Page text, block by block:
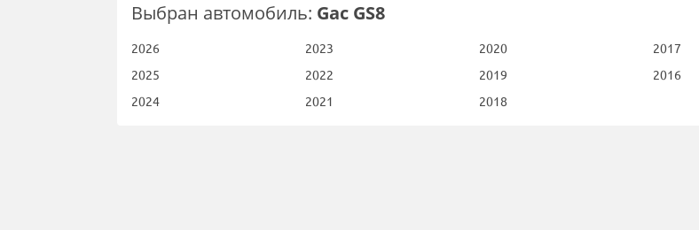
Выбран автомобиль: Gac GS8
2026
2025
2024
2023
2022
2021
2020
2019
2018
2017
2016